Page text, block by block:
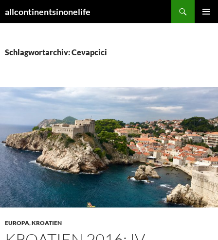
Inhalt
allcontinentsinonelife
Schlagwortarchiv: Cevapcici
EUROPA,KROATIEN